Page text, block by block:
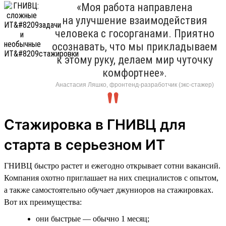
«Моя работа направлена
на улучшение взаимодействия
человека с госорганами. Приятно
осознавать, что мы прикладываем
к этому руку, делаем мир чуточку
комфортнее».
Анастасия Ляшко, фронтенд-разработчик (экс-стажер)
Стажировка в ГНИВЦ для
старта в серьезном ИТ
ГНИВЦ быстро растет и ежегодно открывает сотни вакансий.
Компания охотно приглашает на них специалистов с опытом,
а также самостоятельно обучает джуниоров на стажировках.
Вот их преимущества:
они быстрые — обычно 1 месяц;